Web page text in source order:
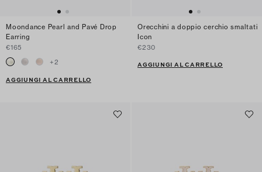
Moondance Pearl and Pavé Drop
Earring
€165
+2
AGGIUNGI AL CARRELLO
Orecchini a doppio cerchio smaltati
Icon
€230
AGGIUNGI AL CARRELLO